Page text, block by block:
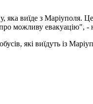
яка виїде з Маріуполя.
можливу евакуацію", -
які виїдуть із